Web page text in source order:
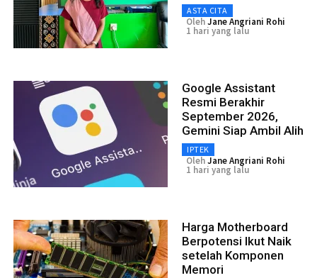
ASTA CITA
OlehJane Angriani Rohi
1 hari yang lalu
Google Assistant
Resmi Berakhir
September 2026,
Gemini Siap Ambil Alih
IPTEK
OlehJane Angriani Rohi
1 hari yang lalu
Harga Motherboard
Berpotensi Ikut Naik
setelah Komponen
Memori